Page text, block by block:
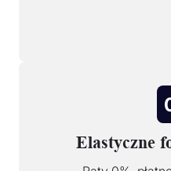
Elastyczne